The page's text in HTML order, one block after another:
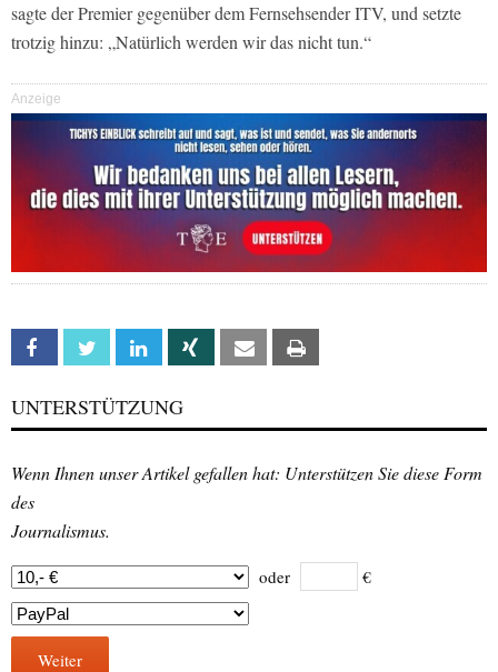
sagte der Premier gegenüber dem Fernsehsender ITV, und setzte
trotzig hinzu: „Natürlich werden wir das nicht tun.“
Anzeige
Facebook Twitter Linkedin Xing Email
UNTERSTÜTZUNG
Wenn Ihnen unser Artikel gefallen hat: Unterstützen Sie diese Form
des
Journalismus.
oder €
Weiter